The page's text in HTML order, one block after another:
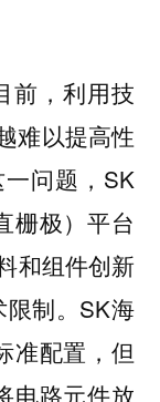
前，利用技
难以提高性
问题，SK
栅极）平台
和组件创新
限制。SK海
准配置，但
电路元件放